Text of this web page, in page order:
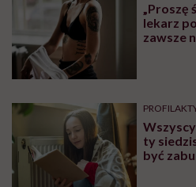
„Proszę
lekarz
zawsze
ty
być